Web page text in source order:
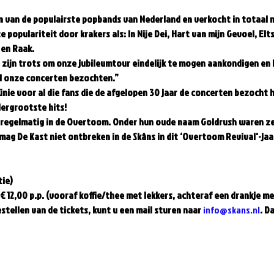
van de populairste popbands van Nederland en verkocht in totaal
populariteit door krakers als: In Nije Dei, Hart van mijn Gevoel,
Raak.
zijn trots om onze jubileumtour eindelijk te mogen aankondigen
concerten bezochten.”
voor al die fans die de afgelopen 30 jaar de concerten
hits!
in de Overtoom. Onder hun oude naam Goldrush waren
De Kast niet ontbreken in de Skâns in dit ‘Overtoom Revival'-
12,00 p.p. (vooraf koffie/thee met lekkers, achteraf een drankje
van de tickets, kunt u een mail sturen naar info@skans.nl.